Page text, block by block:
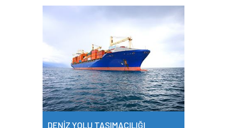
DENİZ YOLU TAŞIMACILIĞI